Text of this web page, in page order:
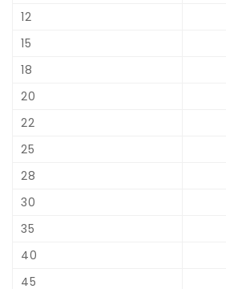
12
15
18
20
22
25
28
30
35
40
45